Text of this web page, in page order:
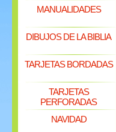
MANUALIDADES
DIBUJOS DE LA BIBLIA
TARJETAS BORDADAS
TARJETAS
PERFORADAS
NAVIDAD